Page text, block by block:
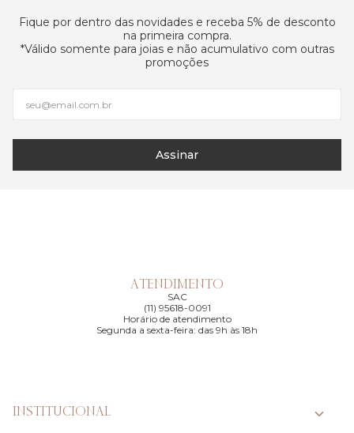
Fique por dentro das novidades e receba 5% de desconto
na primeira compra.
*Válido somente para joias e não acumulativo com outras
promoções
Assinar
ATENDIMENTO
SAC
(11) 95618-0091
Horário de atendimento
Segunda a sexta-feira: das 9h às 18h
INSTITUCIONAL